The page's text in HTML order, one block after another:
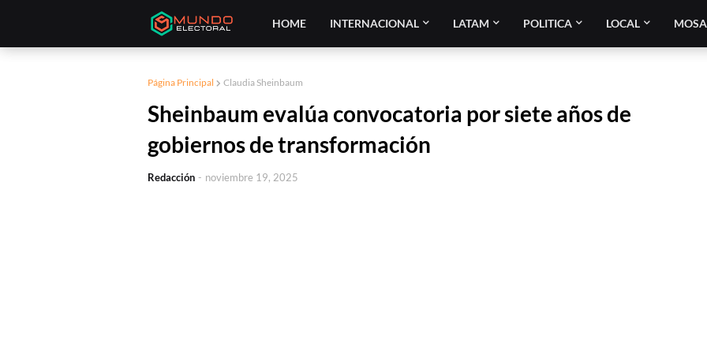
HOME INTERNACIONAL LATAM POLITICA LOCAL
Página Principal Claudia Sheinbaum
Sheinbaum evalúa convocatoria por siete años de
gobiernos de transformación
Redacción - noviembre 19, 2025